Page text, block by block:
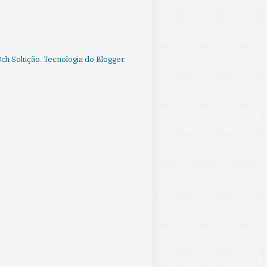
Solução. Tecnologia do Blogger.